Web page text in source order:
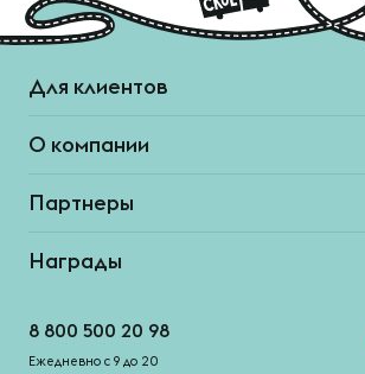
Для клиентов
О компании
Партнеры
Награды
8 800 500 20 98
Ежедневно с 9 до 20